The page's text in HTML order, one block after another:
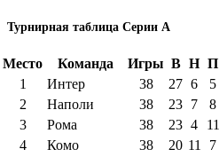
Турнирная таблица Серии А
Место Команда Игры В Н П
1
Интер 38 27 6 5
2
Наполи 38 23 7 8
3
Рома 38 23 4 11
4
Комо 38 20 11 7